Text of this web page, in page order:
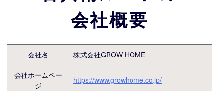
会社概要
会社名 株式会社GROW HOME
会社ホームペー
ジ
https://www.growhome.co.jp/